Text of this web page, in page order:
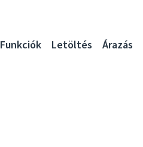
Funkciók Letöltés Árazás